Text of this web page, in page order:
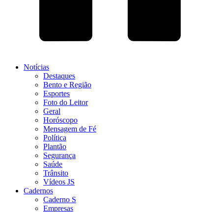
Notícias
Destaques
Bento e Região
Esportes
Foto do Leitor
Geral
Horóscopo
Mensagem de Fé
Política
Plantão
Segurança
Saúde
Trânsito
Vídeos JS
Cadernos
Caderno S
Empresas